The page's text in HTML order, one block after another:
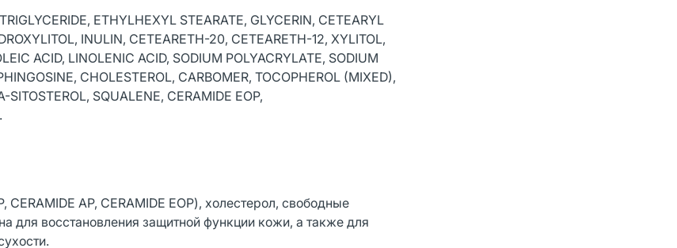
ETHYLHEXYL STEARATE, GLYCERIN, CETEARYL
INULIN, CETEARETH-20, CETEARETH-12, XYLITOL,
ACID, LINOLENIC ACID, SODIUM POLYACRYLATE, SODIUM
CHOLESTEROL, CARBOMER, TOCOPHEROL (MIXED),
SQUALENE, CERAMIDE EOP,
AP, CERAMIDE EOP), холестерол, свободные
для восстановления защитной функции кожи, а также для